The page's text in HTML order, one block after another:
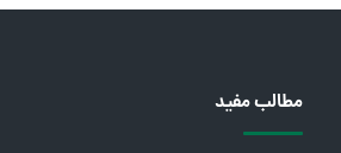
مطالب مفید